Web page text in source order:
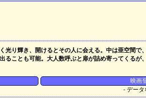
り輝き、開けるとその人に会える。中は亜空間で
ことも可能。大人数呼ぶと扉が詰め寄ってくるが
映画
- データ